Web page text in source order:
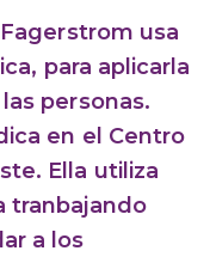
Fagerstrom usa
para aplicarla
personas.
en el Centro
Ella utiliza
tranbajando
a los